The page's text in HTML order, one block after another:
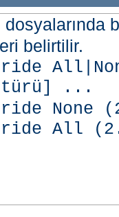
dosyalarında
belirtilir.
] ...
None
All